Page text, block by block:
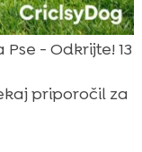
- Odkrijte! 13
priporočil za